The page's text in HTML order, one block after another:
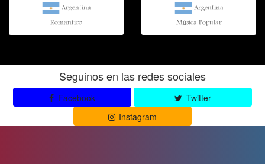
Argentina
Romantico
Argentina
Música Popular
Seguinos en las redes sociales
Facebook
Twitter
Instagram